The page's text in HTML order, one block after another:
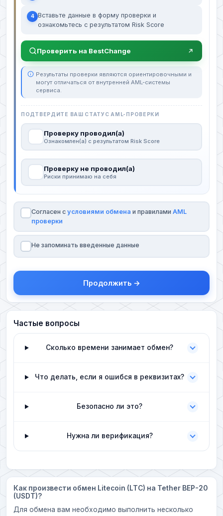
4 Вставьте данные в форму проверки и
ознакомьтесь с результатом Risk Score
Проверить на BestChange
Результаты проверки являются ориентировочными и
могут отличаться от внутренней AML-системы
сервиса.
ПОДТВЕРДИТЕ ВАШ СТАТУС AML-ПРОВЕРКИ
Проверку проводил(а)
Ознакомлен(а) с результатом Risk Score
Проверку не проводил(а)
Риски принимаю на себя
Согласен с условиями обмена и правилами AML
проверки
Не запоминать введенные данные
Продолжить →
Частые вопросы
Сколько времени занимает обмен?
Что делать, если я ошибся в реквизитах?
Безопасно ли это?
Нужна ли верификация?
Как произвести обмен Litecoin (LTC) на Tether BEP-20
(USDT)?
Для обмена вам необходимо выполнить несколько